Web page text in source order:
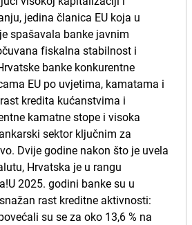
jedina članica EU koja u
spašavala banke javnim
fiskalna stabilnost i
banke konkurentne
EU po uvjetima, kamatama i
kredita kućanstvima i
kamatne stope i visoka
sektor ključnim za
Dvije godine nakon što je uvela
Hrvatska je u rangu
2025. godini banke su u
rast kreditne aktivnosti:
su se za oko 13,6 % na